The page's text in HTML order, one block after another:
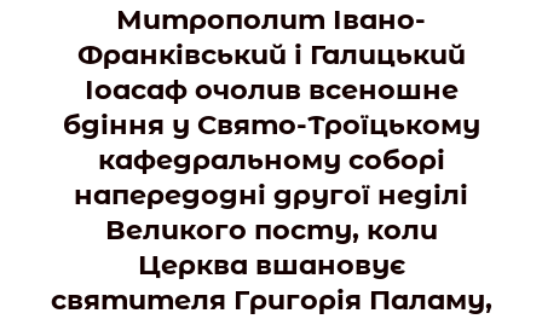
Митрополит Івано-
Франківський і Галицький
Іоасаф очолив всеношне
бдіння у Свято-Троїцькому
кафедральному соборі
напередодні другої неділі
Великого посту, коли
Церква вшановує
святителя Григорія Паламу,